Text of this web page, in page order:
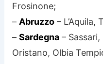
Frosinone;
– Abruzzo – L’Aquila,
–Sardegna –
Oristano, Olbia